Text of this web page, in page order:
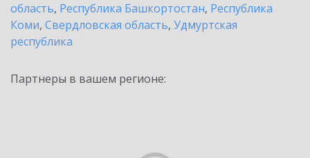
область, Республика Башкортостан, Республика
Коми, Свердловская область, Удмуртская
республика
Партнеры в вашем регионе: